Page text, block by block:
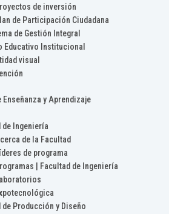
de inversión
de Participación Ciudadana
de Gestión Integral
Educativo Institucional
visual
y Aprendizaje
de Ingeniería
de la Facultad
de programa
| Facultad de Ingeniería
de Producción y Diseño